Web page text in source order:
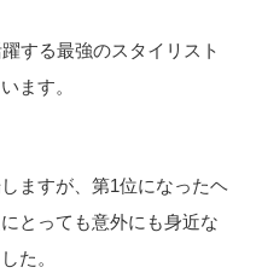
する最強のスタイリスト
ます。
ますが、第1位になったヘ
とっても意外にも身近な
た。